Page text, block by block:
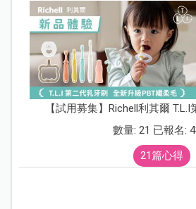
【試用募集】Richell利其爾
數量: 21 已報名:
21篇心得